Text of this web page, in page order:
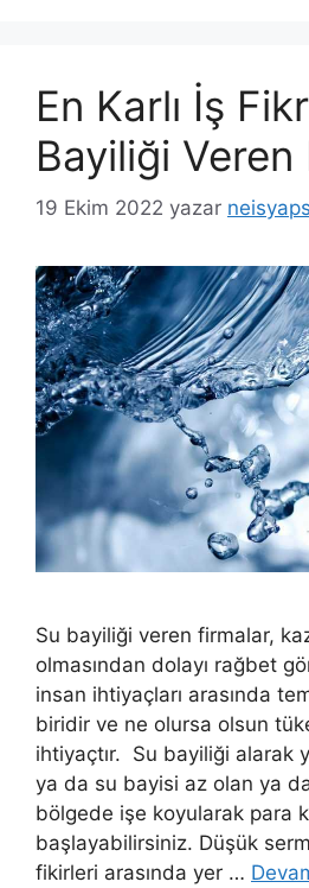
En Karlı İş
Bayiliği
19 Ekim 2022 yazar
Su bayiliği veren firmalar,
olmasından dolayı rağbet
insan ihtiyaçları arasında
biridir ve ne olursa olsun
ihtiyaçtır. Su bayiliği alarak
ya da su bayisi az olan ya
bölgede işe koyularak para
başlayabilirsiniz. Düşük
fikirleri arasında yer …